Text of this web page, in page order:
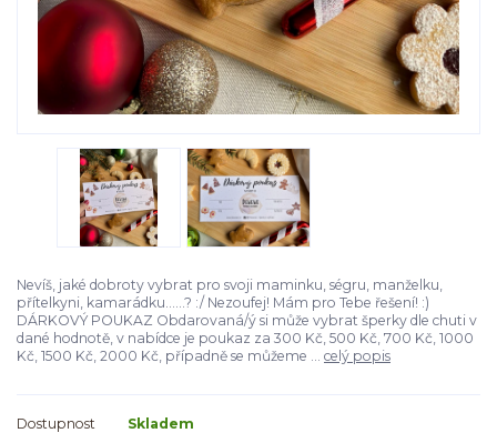
Nevíš, jaké dobroty vybrat pro svoji maminku, ségru, manželku,
přítelkyni, kamarádku......? :/ Nezoufej! Mám pro Tebe řešení! :)
DÁRKOVÝ POUKAZ Obdarovaná/ý si může vybrat šperky dle chuti v
dané hodnotě, v nabídce je poukaz za 300 Kč, 500 Kč, 700 Kč, 1000
Kč, 1500 Kč, 2000 Kč, případně se můžeme ... celý popis
Dostupnost
Skladem